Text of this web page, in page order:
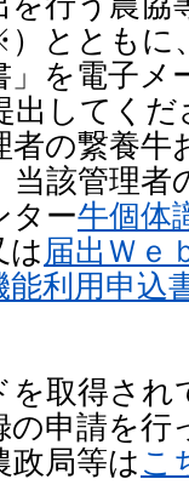
とともに
」を電子メ
出してくだ
の繋養牛
当該管理者
ター牛個体
は届出Ｗｅ
能利用申込
取得され
の申請を行
局等は こ